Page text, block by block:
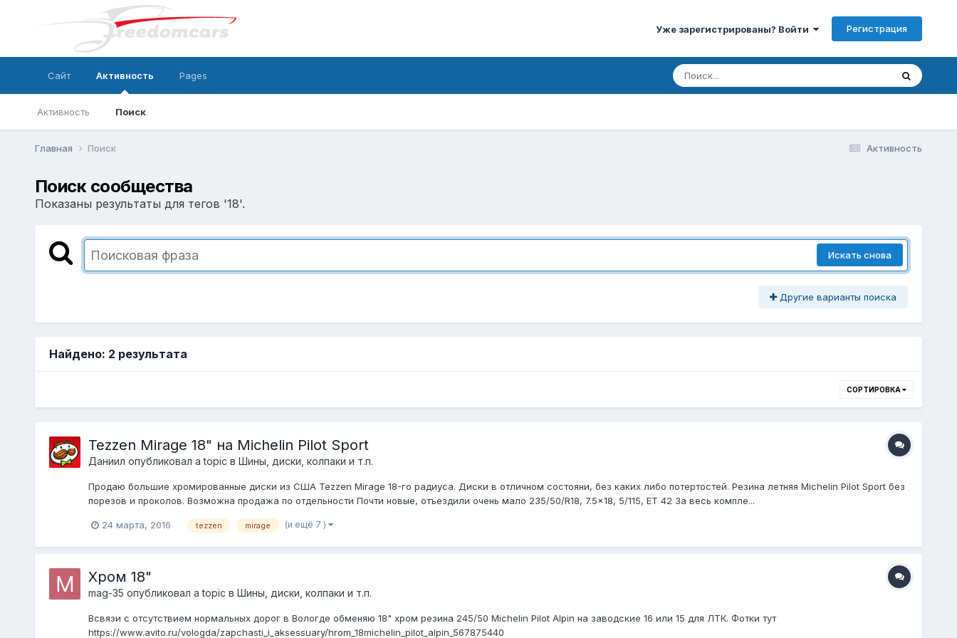
Уже зарегистрированы? Войти Регистрация
Сайт Активность
Активность Поиск
Pages
Активность
Главная Поиск
Поиск сообщества
Показаны результаты для тегов '18'.
Искать снова
Другие варианты поиска
Найдено: 2 результата
СОРТИРОВКА
Tezzen Mirage 18" на Michelin Pilot Sport
Даниил опубликовал a topic в Шины, диски, колпаки и т.п.
Продаю большие хромированные диски из США Tezzen Mirage 18-го радиуса. Диски в отличном состояни, без каких либо потертостей. Резина летняя Michelin Pilot Sport без
порезов и проколов. Возможна продажа по отдельности Почти новые, отъездили очень мало 235/50/R18, 7.5x18, 5/115, ET 42 За весь компле...
24 марта, 2016 tezzen mirage (и ещё 7 )
Хром 18"
mag-35 опубликовал a topic в Шины, диски, колпаки и т.п.
Всвязи с отсутствием нормальных дорог в Вологде обменяю 18" хром резина 245/50 Michelin Pilot Alpin на заводские 16 или 15 для ЛТК. Фотки тут
https://www.avito.ru/vologda/zapchasti_i_aksessuary/hrom_18michelin_pilot_alpin_567875440